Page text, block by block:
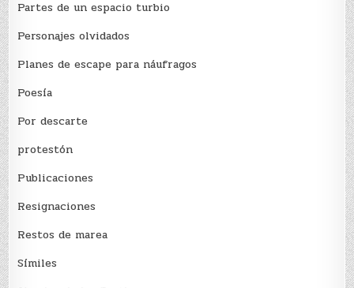
Partes de un espacio turbio
Personajes olvidados
Planes de escape para náufragos
Poesía
Por descarte
protestón
Publicaciones
Resignaciones
Restos de marea
Sí­miles